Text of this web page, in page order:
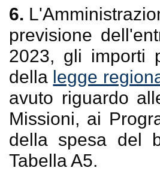
6.
previsione
2023, gli importi
della legge
avuto riguardo
Missioni, ai
della spesa del
Tabella A5.